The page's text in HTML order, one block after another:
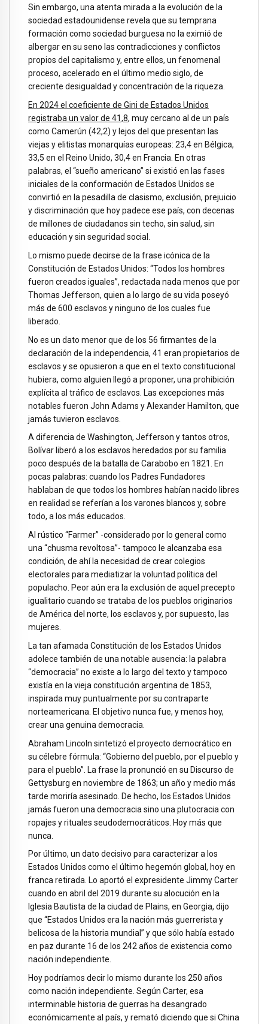
Sin embargo, una atenta mirada a la evolución de la
sociedad estadounidense revela que su temprana
formación como sociedad burguesa no la eximió de
albergar en su seno las contradicciones y conflictos
propios del capitalismo y, entre ellos, un fenomenal
proceso, acelerado en el último medio siglo, de
creciente desigualdad y concentración de la riqueza.
En 2024 el coeficiente de Gini de Estados Unidos
registraba un valor de 41,8, muy cercano al de un país
como Camerún (42,2) y lejos del que presentan las
viejas y elitistas monarquías europeas: 23,4 en Bélgica,
33,5 en el Reino Unido, 30,4 en Francia. En otras
palabras, el “sueño americano” si existió en las fases
iniciales de la conformación de Estados Unidos se
convirtió en la pesadilla de clasismo, exclusión, prejuicio
y discriminación que hoy padece ese país, con decenas
de millones de ciudadanos sin techo, sin salud, sin
educación y sin seguridad social.
Lo mismo puede decirse de la frase icónica de la
Constitución de Estados Unidos: “Todos los hombres
fueron creados iguales”, redactada nada menos que por
Thomas Jefferson, quien a lo largo de su vida poseyó
más de 600 esclavos y ninguno de los cuales fue
liberado.
No es un dato menor que de los 56 firmantes de la
declaración de la independencia, 41 eran propietarios de
esclavos y se opusieron a que en el texto constitucional
hubiera, como alguien llegó a proponer, una prohibición
explícita al tráfico de esclavos. Las excepciones más
notables fueron John Adams y Alexander Hamilton, que
jamás tuvieron esclavos.
A diferencia de Washington, Jefferson y tantos otros,
Bolívar liberó a los esclavos heredados por su familia
poco después de la batalla de Carabobo en 1821. En
pocas palabras: cuando los Padres Fundadores
hablaban de que todos los hombres habían nacido libres
en realidad se referían a los varones blancos y, sobre
todo, a los más educados.
Al rústico “Farmer” -considerado por lo general como
una “chusma revoltosa”- tampoco le alcanzaba esa
condición, de ahí la necesidad de crear colegios
electorales para mediatizar la voluntad política del
populacho. Peor aún era la exclusión de aquel precepto
igualitario cuando se trataba de los pueblos originarios
de América del norte, los esclavos y, por supuesto, las
mujeres.
La tan afamada Constitución de los Estados Unidos
adolece también de una notable ausencia: la palabra
“democracia” no existe a lo largo del texto y tampoco
existía en la vieja constitución argentina de 1853,
inspirada muy puntualmente por su contraparte
norteamericana. El objetivo nunca fue, y menos hoy,
crear una genuina democracia.
Abraham Lincoln sintetizó el proyecto democrático en
su célebre fórmula: “Gobierno del pueblo, por el pueblo y
para el pueblo”. La frase la pronunció en su Discurso de
Gettysburg en noviembre de 1863; un año y medio más
tarde moriría asesinado. De hecho, los Estados Unidos
jamás fueron una democracia sino una plutocracia con
ropajes y rituales seudodemocráticos. Hoy más que
nunca.
Por último, un dato decisivo para caracterizar a los
Estados Unidos como el último hegemón global, hoy en
franca retirada. Lo aportó el expresidente Jimmy Carter
cuando en abril del 2019 durante su alocución en la
Iglesia Bautista de la ciudad de Plains, en Georgia, dijo
que “Estados Unidos era la nación más guerrerista y
belicosa de la historia mundial” y que sólo había estado
en paz durante 16 de los 242 años de existencia como
nación independiente.
Hoy podríamos decir lo mismo durante los 250 años
como nación independiente. Según Carter, esa
interminable historia de guerras ha desangrado
económicamente al país, y remató diciendo que si China